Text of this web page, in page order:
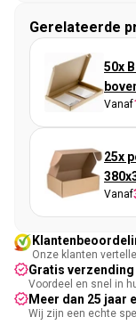
Gerelateerde
50x
Vanaf
25x
Vanaf
Onze klanten
Gratis verzending
Voordeel en snel in
Meer dan 25 jaar
Wij zijn een echte